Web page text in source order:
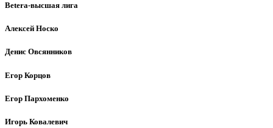
Betera-высшая лига
Алексей Носко
Денис Овсянников
Егор Корцов
Егор Пархоменко
Игорь Ковалевич